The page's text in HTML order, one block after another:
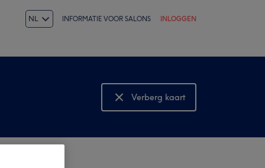
NL INFORMATIE VOOR SALONS INLOGGEN
Verberg kaart
Bekijk kaart